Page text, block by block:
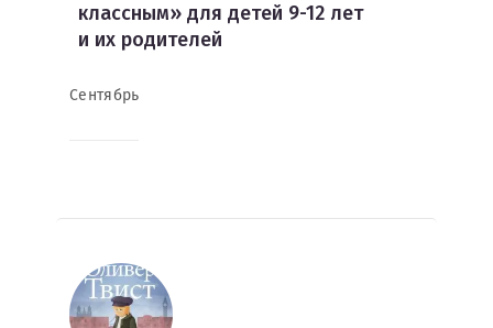
классным» для детей 9-12 лет
и их родителей
Сентябрь